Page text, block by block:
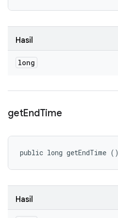
Hasil
long
getEndTime
public long getEndTime ()
Hasil